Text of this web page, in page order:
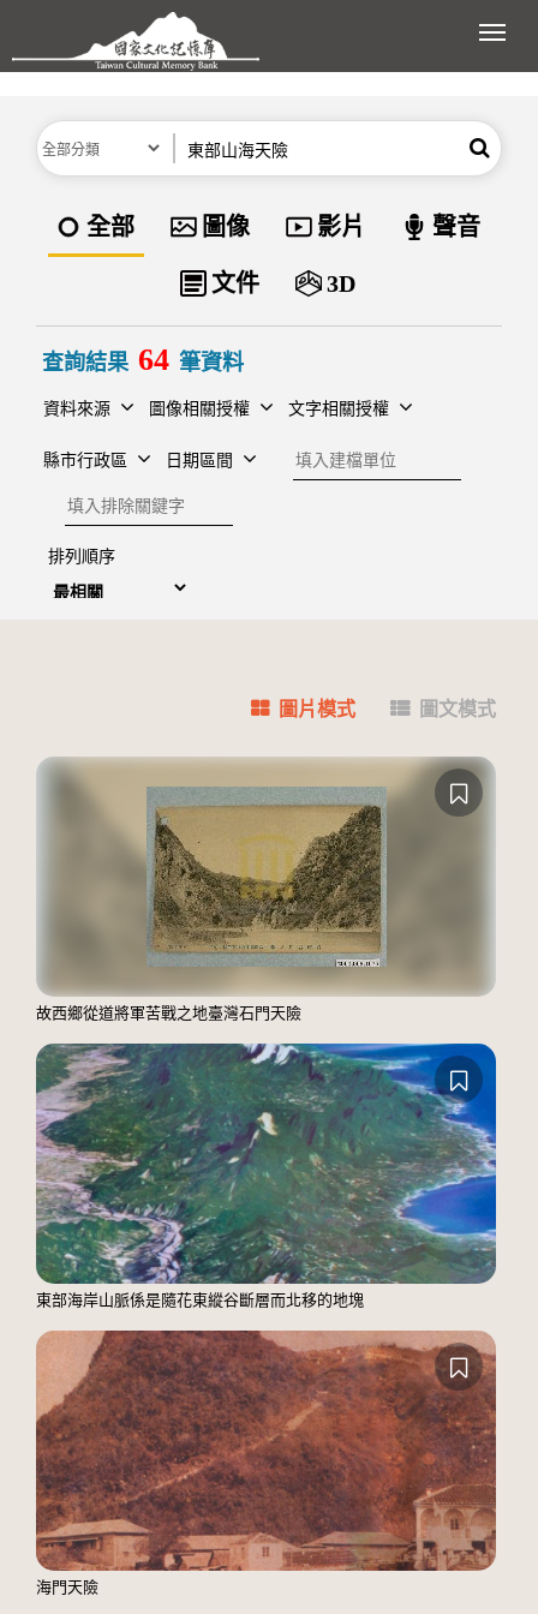
跳到主要內容區塊
展
分類 搜尋
資料類型
全部 圖像 影片 聲音
文件 3D
查詢結果 64 筆資料
資料來源 圖像相關授權 文字相關授權
縣市行政區 日期區間
建檔單位
排除關鍵字
排列順序
圖片模式 圖文模式
故西鄉從道將軍苦戰之地臺灣石門天險
東部海岸山脈係是隨花東縱谷斷層而北移的地塊
海門天險